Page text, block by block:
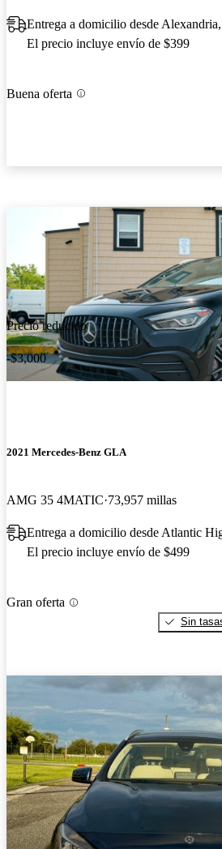
Entrega a domicilio desde
El precio incluye envío de $399
Buena oferta
Precio reducido
-$3,000
2021 Mercedes-Benz GLA
AMG 35 4MATIC 73,957 millas
Entrega a domicilio desde Atlantic
El precio incluye envío de $499
Gran oferta
Sin